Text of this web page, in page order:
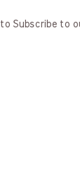
to Subscribe to